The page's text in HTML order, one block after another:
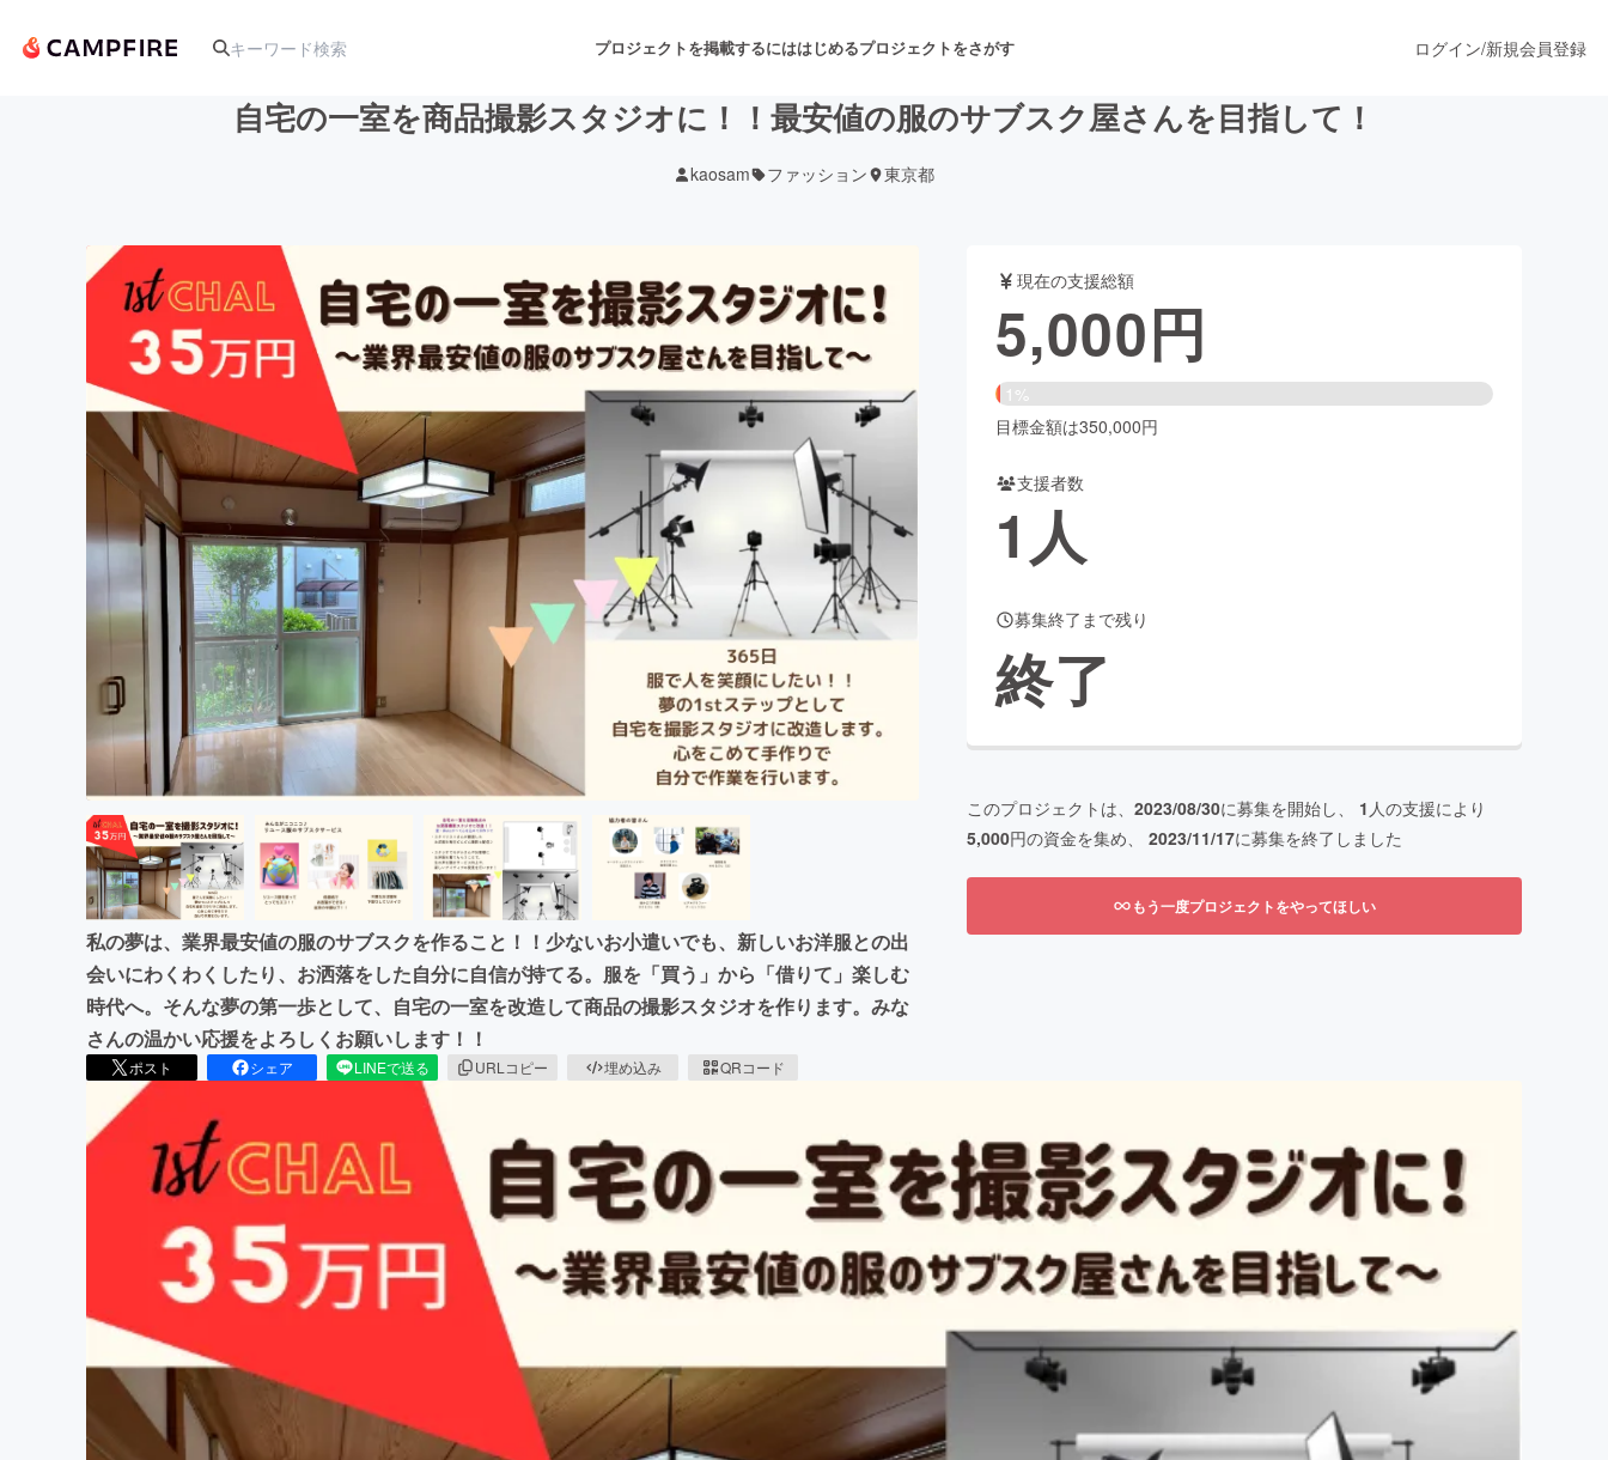
プロジェクトを掲載するにははじめるプロジェクトをさがす
アート・写真 音楽 舞台・パフォーマンス
テクノロジー・ガジェット ゲーム・サービス開発
書籍・雑誌出版
ビジネス・起業 チャレンジ ビューティー・ヘルスケア
まちづくり・地域活性化
CAMPFIRE for Social GoodCAMPFIRE Creation
CAMPFIREふるさと納税
ログイン/新規会員登録
自宅の一室を商品撮影スタジオに！！最安値の服のサブスク屋さんを目指して！
kaosam ファッション 東京都
私の夢は、業界最安値の服のサブスクを作ること！！少ないお小遣いでも、新しいお洋服との出
会いにわくわくしたり、お洒落をした自分に自信が持てる。服を「買う」から「借りて」楽しむ
時代へ。そんな夢の第一歩として、自宅の一室を改造して商品の撮影スタジオを作ります。みな
さんの温かい応援をよろしくお願いします！！
ポスト シェア LINEで送る URLコピー 埋め込み QRコード
現在の支援総額
5,000円
1%
目標金額は350,000円
支援者数
1人
募集終了まで残り
終了
このプロジェクトは、 2023/08/30に募集を開始し、 1 人の支援により
5,000円の資金を集め、 2023/11/17に募集を終了しました
もう一度プロジェクトをやってほしい